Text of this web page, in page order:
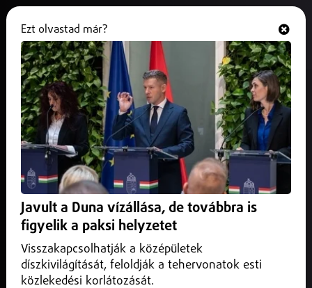
75 éves korában elhunyt Bonnie
Tyler
2026. július 09.Külföld
Bonnie Tyler a hetvenes évektől vált ismertté.
Ezt olvastad már?
Javult a Duna vízállása, de továbbra is
figyelik a paksi helyzetet
Visszakapcsolhatják a középületek
díszkivilágítását, feloldják a tehervonatok esti
közlekedési korlátozását.